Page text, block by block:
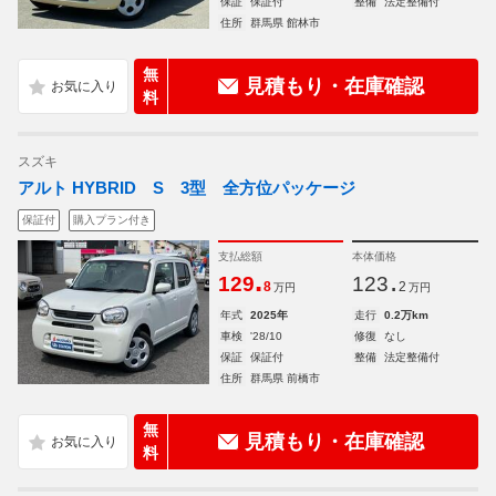
住所
群馬県 館林市
無
料
見積もり・在庫確認
スズキ
アルト HYBRID S 3型 全方位パッケージ
保証付 購入プラン付き
支払総額
129.8 万円
本体価格
123. 2 万円
年式 2025年 走行
0.2万km
車検
'28/10 修復
なし
保証
保証付 整備
法定整備付
住所
群馬県 前橋市
無
料
見積もり・在庫確認